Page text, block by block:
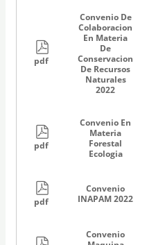
pdf
Convenio De
Colaboracion
En Materia
De
Conservacion
De Recursos
Naturales
2022
pdf
Convenio En
Materia
Forestal
Ecologia
pdf
Convenio
INAPAM 2022
Convenio